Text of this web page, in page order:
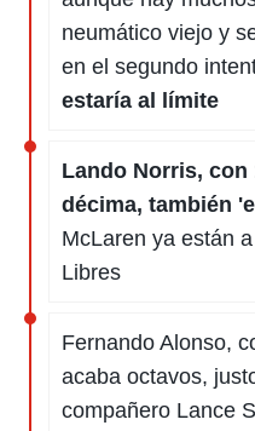
neumático viejo y
en el segundo
estaría al límite
Lando Norris, con
décima, también
McLaren ya están
Libres
Fernando Alonso,
acaba octavos,
compañero Lance